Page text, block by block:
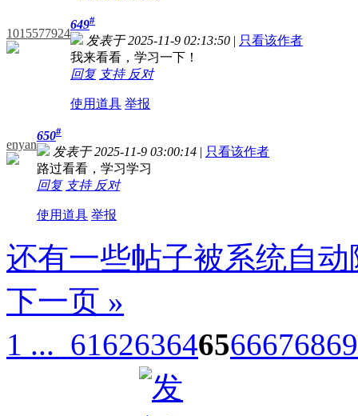
1015577924
649#
发表于 2025-11-9 02:13:50 | 只看该作者
我来看看，学习一下！
回复 支持 反对
使用道具 举报
enyan
650#
发表于 2025-11-9 03:00:14 | 只看该作者
路过看看，学习学习
回复 支持 反对
使用道具 举报
还有一些帖子被系统自
下一页 »
1 ... 616263646566676869